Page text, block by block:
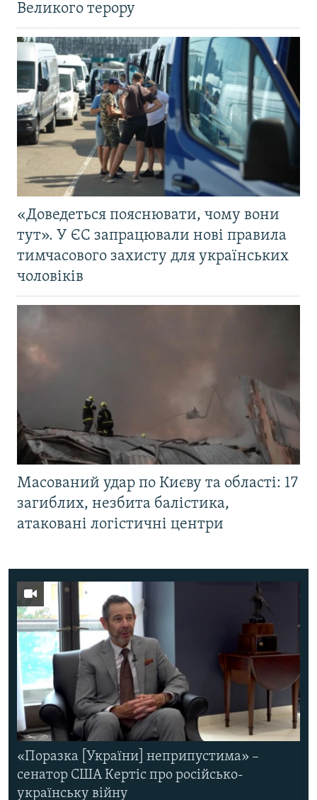
Великого терору
«Доведеться пояснювати, чому вони
тут». У ЄС запрацювали нові правила
тимчасового захисту для українських
чоловіків
Масований удар по Києву та області: 17
загиблих, незбита балістика,
атаковані логістичні центри
«Поразка [України] неприпустима» –
сенатор США Кертіс про російсько-
українську війну